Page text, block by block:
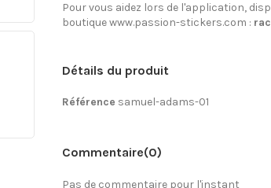
Pour vous aidez lors de l'application,
boutique www.passion-stickers.com :
Détails du produit
Référence samuel-adams-01
Commentaire(0)
Pas de commentaire pour l'instant